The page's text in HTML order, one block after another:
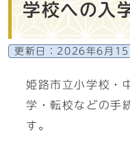
学校への入
更新日： 2026年6月15
姫路市立小学校・
学・転校などの手
す。